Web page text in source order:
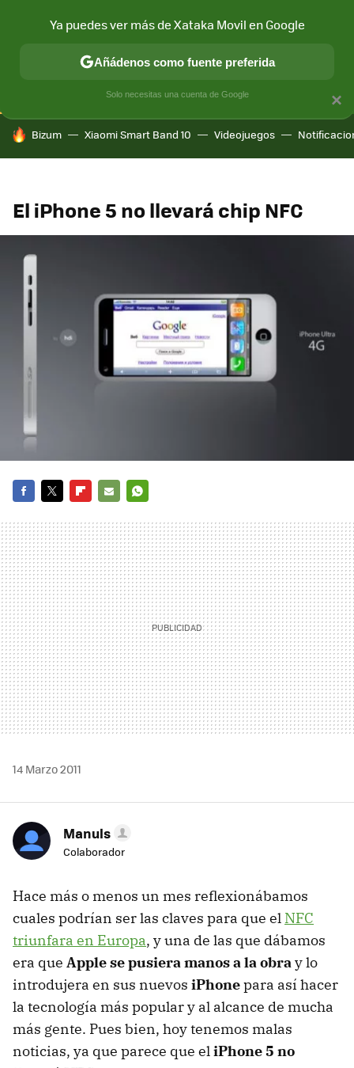
CONECTIVIDAD MÓVIL Y SOCIEDAD APLICACIONES
HOY SE HABLA DE
Bizum Xiaomi Smart Band 10 Videojuegos
El iPhone 5 no llevará chip NFC
MAIL
14 Marzo 2011
Manuls
Colaborador
Hace más o menos un mes reflexionábamos
cuales podrían ser las claves para que el NFC
triunfara en Europa, y una de las que dábamos
era que Apple se pusiera manos a la obray lo
introdujera en sus nuevos iPhonepara así hacer
la tecnología más popular y al alcance de mucha
más gente. Pues bien, hoy tenemos malas
noticias, ya que parece que eliPhone 5 no
×
Ya puedes ver más de Xataka Movil en Google
Añádenos como fuente preferida
Solo necesitas una cuenta de Google